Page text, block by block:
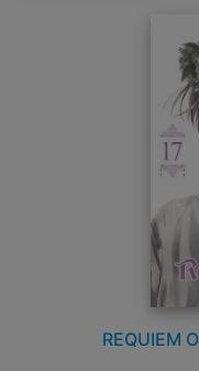
REQUIEM